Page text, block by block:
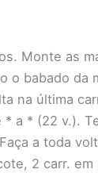
Monte as
o babado da
na última
* a * (22 v.).
a toda
2 carr. em